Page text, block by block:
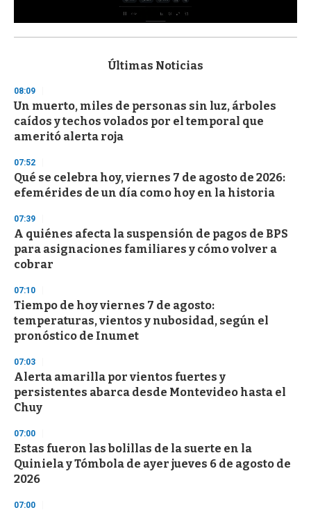
s
d
s
o
f
3
s
e
c
o
d
s
Últimas Noticias
08:09
Un muerto, miles de personas sin luz, árboles
caídos y techos volados por el temporal que
ameritó alerta roja
07:52
Qué se celebra hoy, viernes 7 de agosto de 2026:
efemérides de un día como hoy en la historia
07:39
A quiénes afecta la suspensión de pagos de BPS
para asignaciones familiares y cómo volver a
cobrar
07:10
Tiempo de hoy viernes 7 de agosto:
temperaturas, vientos y nubosidad, según el
pronóstico de Inumet
07:03
Alerta amarilla por vientos fuertes y
persistentes abarca desde Montevideo hasta el
Chuy
07:00
Estas fueron las bolillas de la suerte en la
Quiniela y Tómbola de ayer jueves 6 de agosto de
2026
07:00